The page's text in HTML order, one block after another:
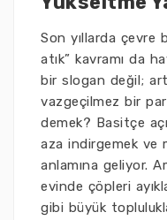
Son yıllarda çevre
atık” kavramı da
bir slogan değil;
vazgeçilmez bir
demek? Basitçe
aza indirgemek ve
anlamına geliyor.
evinde çöpleri
gibi büyük